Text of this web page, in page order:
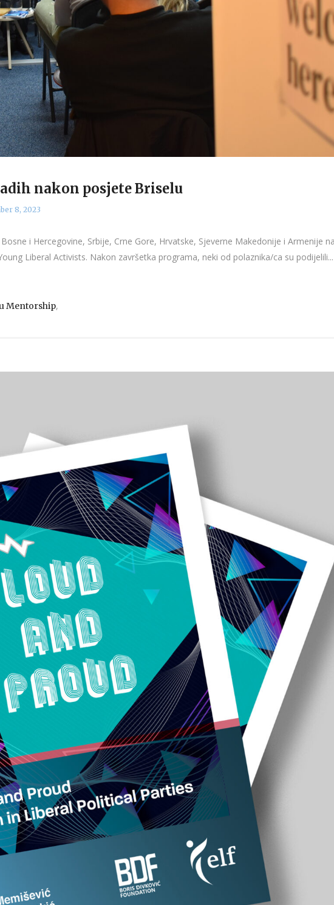
nakon posjete Briselu
8, 2023
i Hercegovine, Srbije, Crne Gore, Hrvatske, Sjeverne Makedonije i Armenije
Liberal Activists. Nakon završetka programa, neki od polaznika/ca su podijelili...
Mentorship,